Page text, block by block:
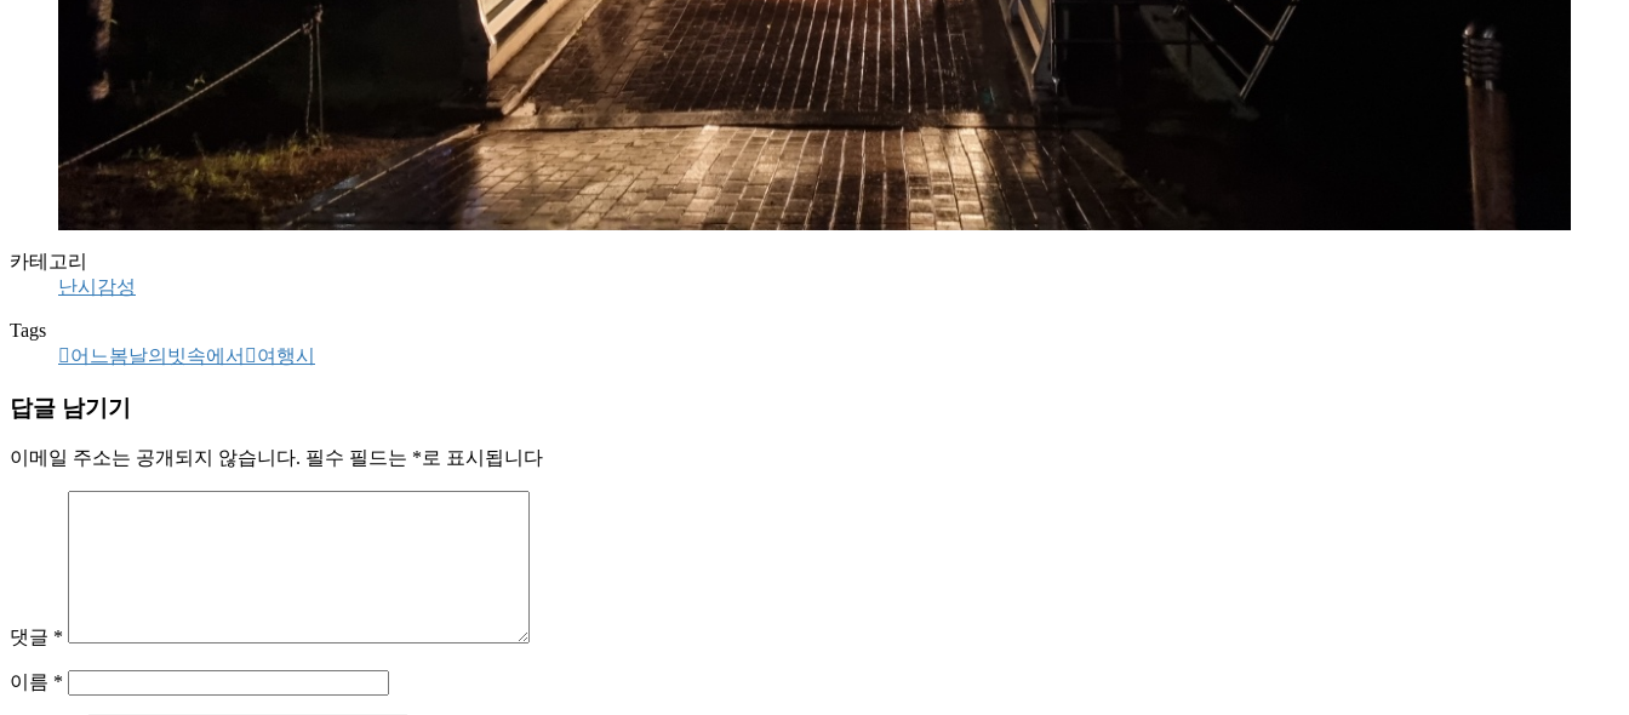
카테고리
난시감성
Tags
어느봄날의빗속에서
여행시
답글 남기기
이메일 주소는 공개되지 않습니다. 필수 필드는 *로 표시됩니다
댓글 *
이름 *